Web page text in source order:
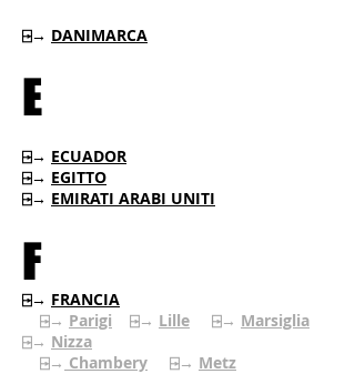
E
⍈→ ECUADOR
⍈→ EGITTO
⍈→ EMIRATI ARABI UNITI
⍈→ DANIMARCA
F
⍈→ FRANCIA
⍈→ Parigi ⍈→ Lille ⍈→ Marsiglia
⍈→ Nizza
⍈→ Chambery ⍈→ Metz